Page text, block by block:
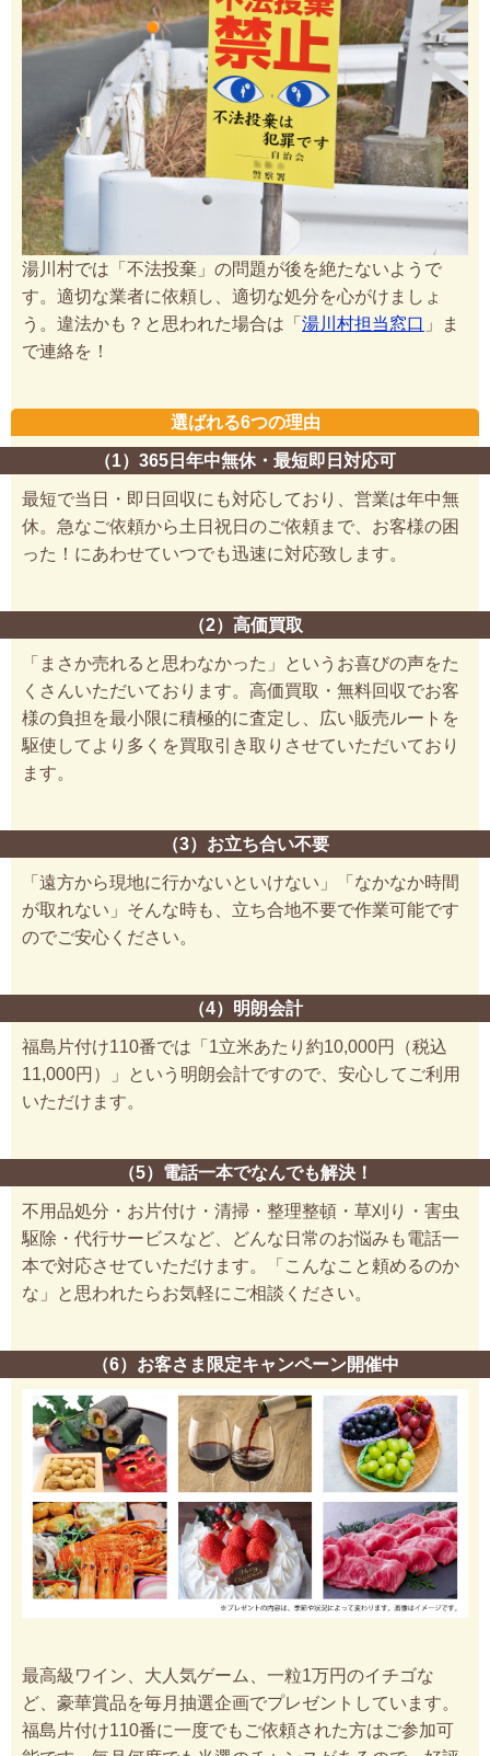
湯川村では「不法投棄」の問題が後を絶たないようで
す。適切な業者に依頼し、適切な処分を心がけましょ
う。違法かも？と思われた場合は「 湯川村担当窓口 」ま
で連絡を！
選ばれる6つの理由
（1）365日年中無休・最短即日対応可
最短で当日・即日回収にも対応しており、営業は年中無
休。急なご依頼から土日祝日のご依頼まで、お客様の困
った！にあわせていつでも迅速に対応致します。
（2）高価買取
「まさか売れると思わなかった」というお喜びの声をた
くさんいただいております。高価買取・無料回収でお客
様の負担を最小限に積極的に査定し、広い販売ルートを
駆使してより多くを買取引き取りさせていただいており
ます。
（3）お立ち合い不要
「遠方から現地に行かないといけない」「なかなか時間
が取れない」そんな時も、立ち合地不要で作業可能です
のでご安心ください。
（4）明朗会計
福島片付け110番では「1立米あたり約10,000円（税込
11,000円）」という明朗会計ですので、安心してご利用
いただけます。
（5）電話一本でなんでも解決！
不用品処分・お片付け・清掃・整理整頓・草刈り・害虫
駆除・代行サービスなど、どんな日常のお悩みも電話一
本で対応させていただけます。「こんなこと頼めるのか
な」と思われたらお気軽にご相談ください。
（6）お客さま限定キャンペーン開催中
最高級ワイン、大人気ゲーム、一粒1万円のイチゴな
ど、豪華賞品を毎月抽選企画でプレゼントしています。
福島片付け110番に一度でもご依頼された方はご参加可